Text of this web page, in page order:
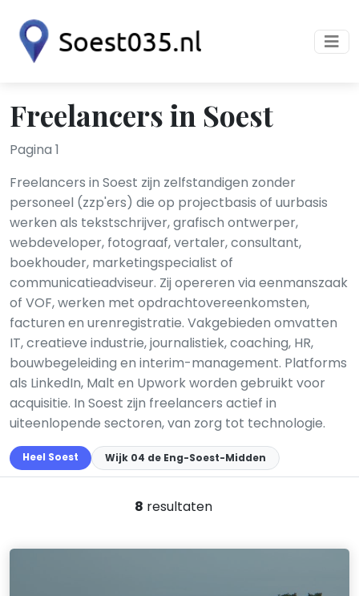
Freelancers in Soest
Pagina 1
Freelancers in Soest zijn zelfstandigen zonder
personeel (zzp'ers) die op projectbasis of uurbasis
werken als tekstschrijver, grafisch ontwerper,
webdeveloper, fotograaf, vertaler, consultant,
boekhouder, marketingspecialist of
communicatieadviseur. Zij opereren via eenmanszaak
of VOF, werken met opdrachtovereenkomsten,
facturen en urenregistratie. Vakgebieden omvatten
IT, creatieve industrie, journalistiek, coaching, HR,
bouwbegeleiding en interim-management. Platforms
als LinkedIn, Malt en Upwork worden gebruikt voor
acquisitie. In Soest zijn freelancers actief in
uiteenlopende sectoren, van zorg tot technologie.
Heel Soest Wijk 04 de Eng-Soest-Midden
8 resultaten